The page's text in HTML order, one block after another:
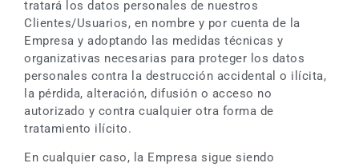
tratará los datos personales de nuestros
Clientes/Usuarios, en nombre y por cuenta de la
Empresa y adoptando las medidas técnicas y
organizativas necesarias para proteger los datos
personales contra la destrucción accidental o ilícita,
la pérdida, alteración, difusión o acceso no
autorizado y contra cualquier otra forma de
tratamiento ilícito.
En cualquier caso, la Empresa sigue siendo